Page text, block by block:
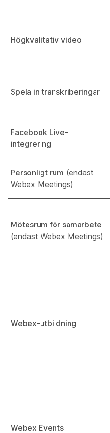
Högkvalitativ video
Spela in transkriberingar
Facebook Live-
integrering
Personligt rum (endast
Webex Meetings)
Mötesrum för samarbete
(endast Webex Meetings)
Webex-utbildning
Webex Events